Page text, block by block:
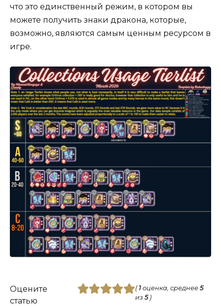
что это единственный режим, в котором вы
можете получить знаки дракона, которые,
возможно, являются самым ценным ресурсом в
игре.
Оцените
статью
( 1оценка, среднее 5
из 5)